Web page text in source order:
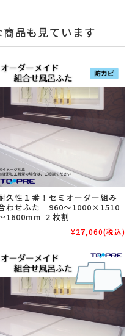
品も見ています
久性１番！セミオーダー組み
わせふた 960～1000×1510
1600mm ２枚割
¥27,060(税込)